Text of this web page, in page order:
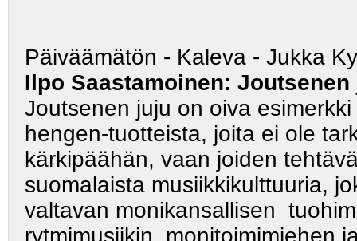
Päiväämätön - Kaleva - Jukka
Ilpo Saastamoinen: Joutsenen
Joutsenen juju on oiva
hengen-tuotteista, joita ei ole
kärkipäähän, vaan joiden
suomalaista musiikkikulttuuria,
valtavan monikansallisen
rytmimusiikin monitoimimiehen